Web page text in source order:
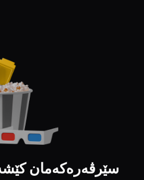
سێرڤەرەکەمان